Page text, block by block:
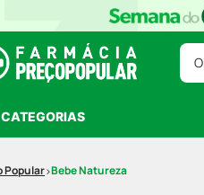
O
CATEGORIAS
Bebe Natureza